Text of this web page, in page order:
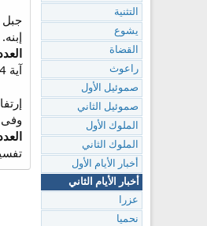
إبنه.
العدد
آية 4:- والرواق الذي قدام الطول حسب عرض البيت عشرون ذراعا وارتفاعه مئة وعشرون وغشاه من داخل بذهب خالص.
وفى 6:- حجارة كريمة وذهب = رمز للسماء (رؤ 18:21-21) فروايم = مكان ما فى الشرق غير معروف.
العدد 5-
تفسيره فى
التثنية
يشوع
القضاة
راعوث
صموئيل الأول
صموئيل الثاني
الملوك الأول
الملوك الثاني
أخبار الأيام الأول
أخبار الأيام الثاني
عزرا
نحميا